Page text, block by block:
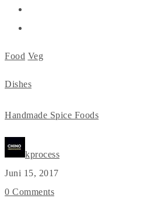
Food Veg
Dishes
Handmade Spice Foods
kprocess
Juni 15, 2017
0 Comments